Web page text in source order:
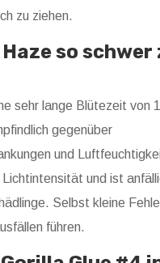
zu ziehen.
so schwer
sehr lange Blütezeit von
gegenüber
und
und ist
Selbst kleine
führen.